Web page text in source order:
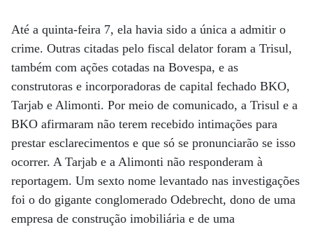
Até a quinta-feira 7, ela havia sido a única a admitir o
crime. Outras citadas pelo fiscal delator foram a Trisul,
também com ações cotadas na Bovespa, e as
construtoras e incorporadoras de capital fechado BKO,
Tarjab e Alimonti. Por meio de comunicado, a Trisul e a
BKO afirmaram não terem recebido intimações para
prestar esclarecimentos e que só se pronunciarão se isso
ocorrer. A Tarjab e a Alimonti não responderam à
reportagem. Um sexto nome levantado nas investigações
foi o do gigante conglomerado Odebrecht, dono de uma
empresa de construção imobiliária e de uma